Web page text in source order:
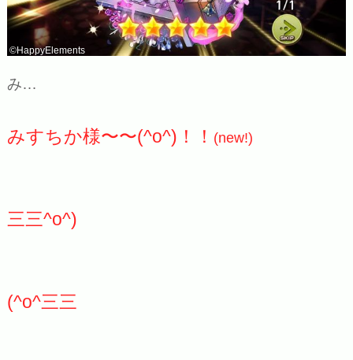
©HappyElements
み…
みすちか様〜〜(^o^)！！ (new!)
三三^o^)
(^o^三三